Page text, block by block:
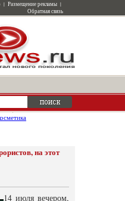
| Размещение рекламы |
Обратная связь
на этот
14 июля вечером,